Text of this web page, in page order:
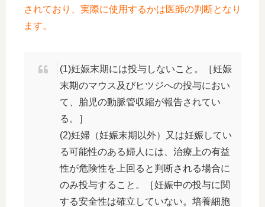
されており、実際に使用するかは医師の判断となり
ます。
(1)妊娠末期には投与しないこと。［妊娠
末期のマウス及びヒツジへの投与におい
て、胎児の動脈管収縮が報告されてい
る。］
(2)妊婦（妊娠末期以外）又は妊娠してい
る可能性のある婦人には、治療上の有益
性が危険性を上回ると判断される場合に
のみ投与すること。［妊娠中の投与に関
する安全性は確立していない。培養細胞